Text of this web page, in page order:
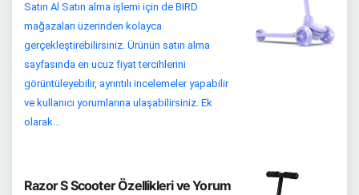
Satın Al Satın alma işlemi için de BIRD
mağazaları üzerinden kolayca
gerçekleştirebilirsiniz. Ürünün satın alma
sayfasında en ucuz fiyat tercihlerini
görüntüleyebilir, ayrıntılı incelemeler yapabilir
ve kullanıcı yorumlarına ulaşabilirsiniz. Ek
olarak...
Razor S Scooter Özellikleri ve Yorum